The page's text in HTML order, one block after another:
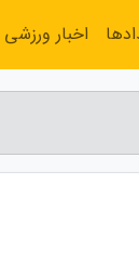
اخبار ورزشی